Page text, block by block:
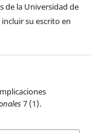
de la Universidad de
su escrito en
7 (1).